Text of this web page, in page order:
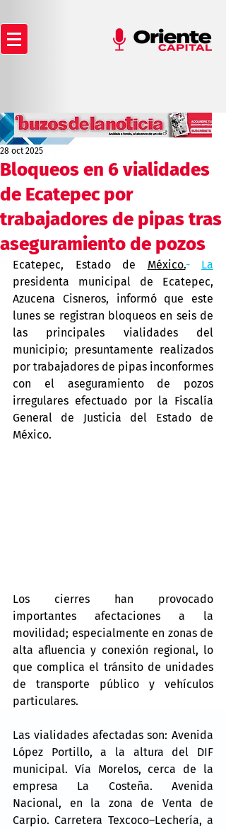
Bloqueos en 6 vialidades
de Ecatepec por
trabajadores de pipas tras
aseguramiento de pozos
28 oct 2025
Ecatepec, Estado de México.- La
presidenta municipal de Ecatepec,
Azucena Cisneros, informó que este
lunes se registran bloqueos en seis de
las principales vialidades del
municipio; presuntamente realizados
por trabajadores de pipas inconformes
con el aseguramiento de pozos
irregulares efectuado por la Fiscalía
General de Justicia del Estado de
México.
Los cierres han provocado
importantes afectaciones a la
movilidad; especialmente en zonas de
alta afluencia y conexión regional, lo
que complica el tránsito de unidades
de transporte público y vehículos
particulares.
Las vialidades afectadas son: Avenida
López Portillo, a la altura del DIF
municipal. Vía Morelos, cerca de la
empresa La Costeña. Avenida
Nacional, en la zona de Venta de
Carpio. Carretera Texcoco–Lechería, a